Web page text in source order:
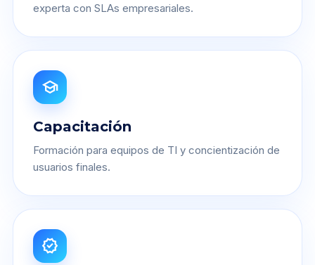
experta con SLAs empresariales.
school
Capacitación
Formación para equipos de TI y concientización de
usuarios finales.
verified